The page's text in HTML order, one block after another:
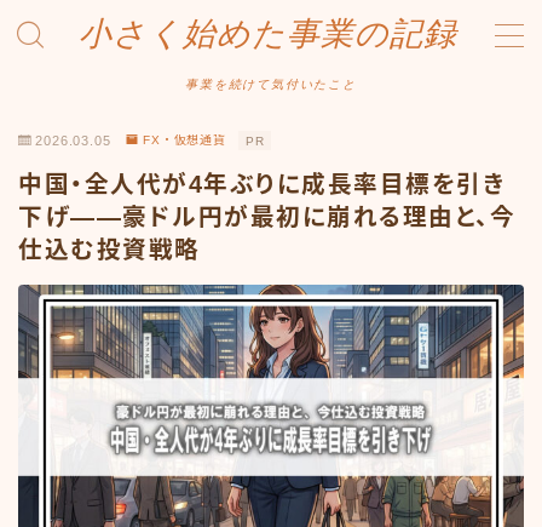
小さく始めた事業の記録
事業を続けて気付いたこと
Amazonせどり
トラブル事例
出品ノウハウ
フリマ物販
Yahoo出品
メルカリ販売
投資・株
2026.03.05 FX・仮想通貨 PR
中国・全人代が4年ぶりに成長率目標を引き
下げ——豪ドル円が最初に崩れる理由と、今
仕込む投資戦略